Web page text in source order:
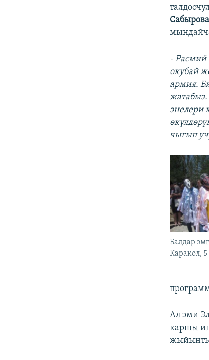
- Расмий
окубай
армия.
жатабыз.
энелери
чыгып
Балдар
Каракол,
Ал эми
каршы